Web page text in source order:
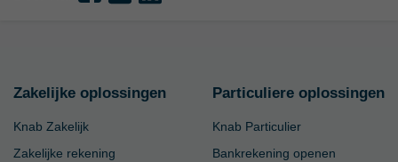
Zakelijke oplossingen
Knab Zakelijk
Zakelijke rekening
Particuliere oplossingen
Knab Particulier
Bankrekening openen